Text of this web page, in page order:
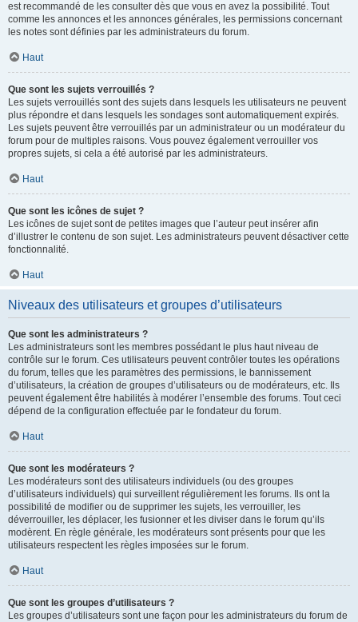
est recommandé de les consulter dès que vous en avez la possibilité. Tout
comme les annonces et les annonces générales, les permissions concernant
les notes sont définies par les administrateurs du forum.
Haut
Que sont les sujets verrouillés ?
Les sujets verrouillés sont des sujets dans lesquels les utilisateurs ne peuvent
plus répondre et dans lesquels les sondages sont automatiquement expirés.
Les sujets peuvent être verrouillés par un administrateur ou un modérateur du
forum pour de multiples raisons. Vous pouvez également verrouiller vos
propres sujets, si cela a été autorisé par les administrateurs.
Haut
Que sont les icônes de sujet ?
Les icônes de sujet sont de petites images que l’auteur peut insérer afin
d’illustrer le contenu de son sujet. Les administrateurs peuvent désactiver cette
fonctionnalité.
Haut
Niveaux des utilisateurs et groupes d’utilisateurs
Que sont les administrateurs ?
Les administrateurs sont les membres possédant le plus haut niveau de
contrôle sur le forum. Ces utilisateurs peuvent contrôler toutes les opérations
du forum, telles que les paramètres des permissions, le bannissement
d’utilisateurs, la création de groupes d’utilisateurs ou de modérateurs, etc. Ils
peuvent également être habilités à modérer l’ensemble des forums. Tout ceci
dépend de la configuration effectuée par le fondateur du forum.
Haut
Que sont les modérateurs ?
Les modérateurs sont des utilisateurs individuels (ou des groupes
d’utilisateurs individuels) qui surveillent régulièrement les forums. Ils ont la
possibilité de modifier ou de supprimer les sujets, les verrouiller, les
déverrouiller, les déplacer, les fusionner et les diviser dans le forum qu’ils
modèrent. En règle générale, les modérateurs sont présents pour que les
utilisateurs respectent les règles imposées sur le forum.
Haut
Que sont les groupes d’utilisateurs ?
Les groupes d’utilisateurs sont une façon pour les administrateurs du forum de